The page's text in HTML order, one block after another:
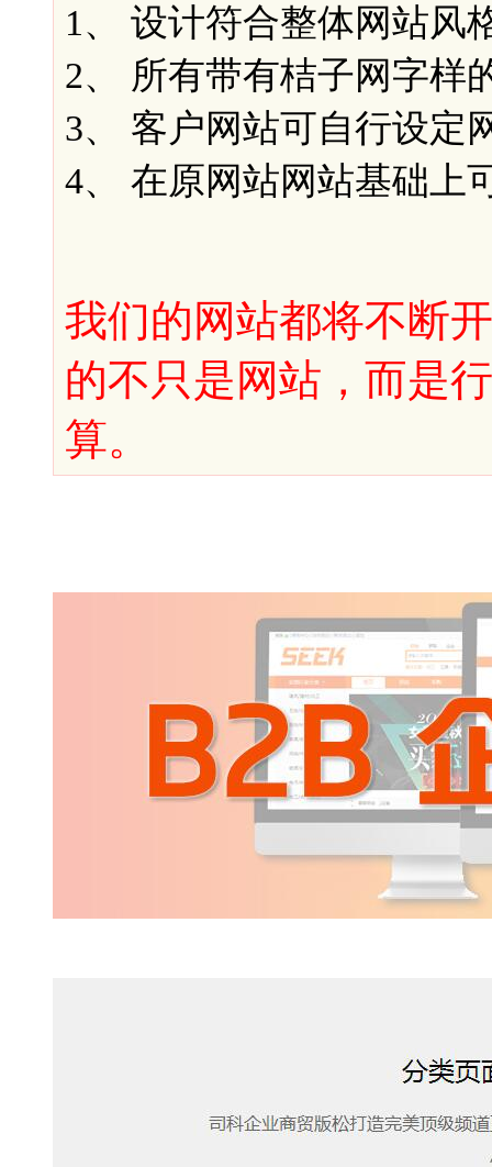
1、 设计符合整体网站风
2、 所有带有桔子网字样
3、 客户网站可自行设定
4、 在原网站网站基础上
我们的网站都将不断
的不只是网站，而是
算。